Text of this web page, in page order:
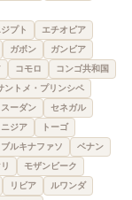
プト
エチオピア
ガボン
ガンビア
コモロ
コンゴ共和国
ントメ・プリンシペ
スーダン
セネガル
ジア
トーゴ
ブルキナファソ
ベナン
モザンビーク
リビア
ルワンダ